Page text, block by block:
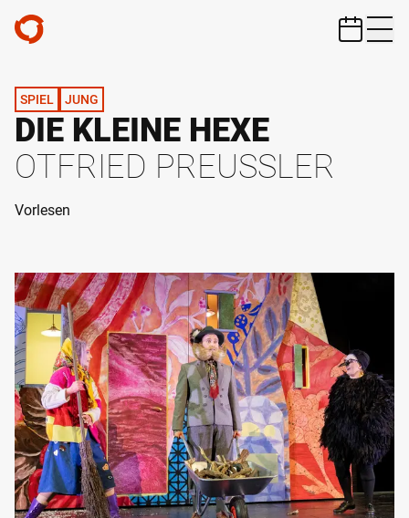
ZUM HAUPTINHALT SPRINGEN
Vorlesen
SPIEL JUNG
DIE KLEINE HEXE
OTFRIED PREUSSLER